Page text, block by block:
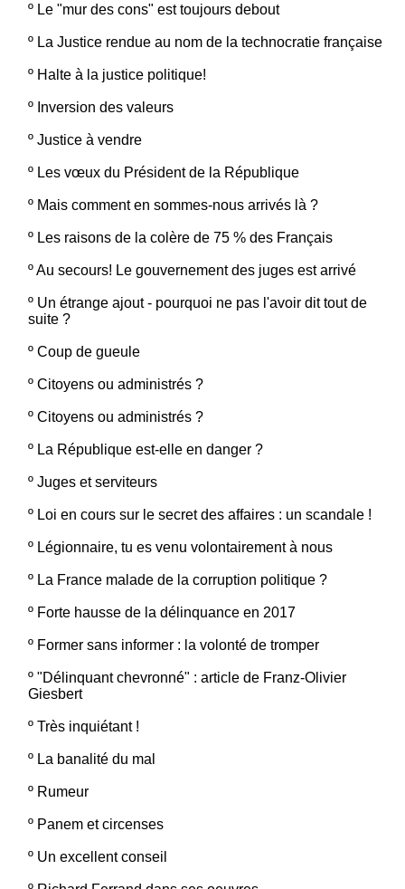
º Le "mur des cons" est toujours debout
º La Justice rendue au nom de la technocratie française
º Halte à la justice politique!
º Inversion des valeurs
º Justice à vendre
º Les vœux du Président de la République
º Mais comment en sommes-nous arrivés là ?
º Les raisons de la colère de 75 % des Français
ºAu secours! Le gouvernement des juges est arrivé
º Un étrange ajout - pourquoi ne pas l'avoir dit tout de
suite ?
º Coup de gueule
º Citoyens ou administrés ?
º Citoyens ou administrés ?
º La République est-elle en danger ?
º Juges et serviteurs
º Loi en cours sur le secret des affaires : un scandale !
º Légionnaire, tu es venu volontairement à nous
º La France malade de la corruption politique ?
º Forte hausse de la délinquance en 2017
º Former sans informer : la volonté de tromper
º "Délinquant chevronné" : article de Franz-Olivier
Giesbert
º Très inquiétant !
º La banalité du mal
º Rumeur
º Panem et circenses
º Un excellent conseil